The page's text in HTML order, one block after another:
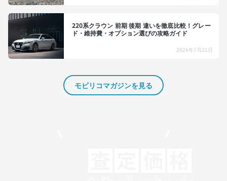
220系クラウン 前期 後期 違いを徹底比較！グレー
ド・維持費・オプション選びの攻略ガイド
2026年7月21日
モビリコマガジンを見る